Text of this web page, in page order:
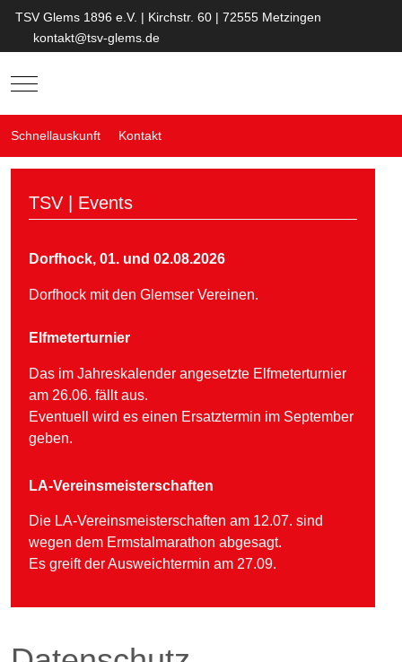
TSV Glems 1896 e.V. | Kirchstr. 60 | 72555 Metzingen
kontakt@tsv-glems.de
Mobile Menu Toggle
Schnellauskunft Kontakt
TSV | Events
Dorfhock, 01. und 02.08.2026
Dorfhock mit den Glemser Vereinen.
Elfmeterturnier
Das im Jahreskalender angesetzte Elfmeterturnier
am 26.06. fällt aus.
Eventuell wird es einen Ersatztermin im September
geben.
LA-Vereinsmeisterschaften
Die LA-Vereinsmeisterschaften am 12.07. sind
wegen dem Ermstalmarathon abgesagt.
Es greift der Ausweichtermin am 27.09.